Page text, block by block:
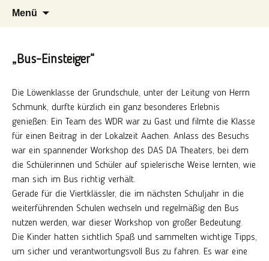
EGS Stadtmitte Eschweiler
Herzlich willkommen auf der Internetseite
der Evangelischen Grundschule Stadtmitte in
Menü
„Bus-Einsteiger“
Die Löwenklasse der Grundschule, unter der Leitung von Herrn
Schmunk, durfte kürzlich ein ganz besonderes Erlebnis
genießen: Ein Team des WDR war zu Gast und filmte die Klasse
für einen Beitrag in der Lokalzeit Aachen. Anlass des Besuchs
war ein spannender Workshop des DAS DA Theaters, bei dem
die Schülerinnen und Schüler auf spielerische Weise lernten, wie
man sich im Bus richtig verhält.
Gerade für die Viertklässler, die im nächsten Schuljahr in die
weiterführenden Schulen wechseln und regelmäßig den Bus
nutzen werden, war dieser Workshop von großer Bedeutung.
Die Kinder hatten sichtlich Spaß und sammelten wichtige Tipps,
um sicher und verantwortungsvoll Bus zu fahren. Es war eine